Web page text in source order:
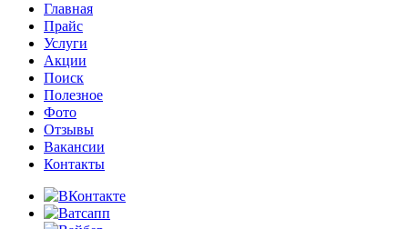
Главная
Прайс
Услуги
Акции
Поиск
Полезное
Фото
Отзывы
Вакансии
Контакты